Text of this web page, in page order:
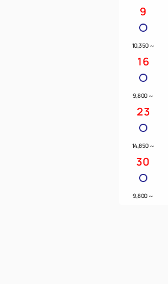
9
10,350 ～
16
9,800 ～
23
14,850 ～
30
9,800 ～